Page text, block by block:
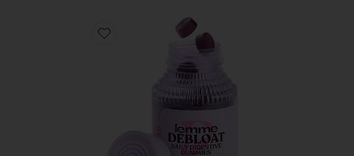
Favorite VITAMINA EM GOMA DEBLOAT